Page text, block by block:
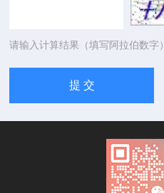
请输入计算结果（填写阿拉伯数字